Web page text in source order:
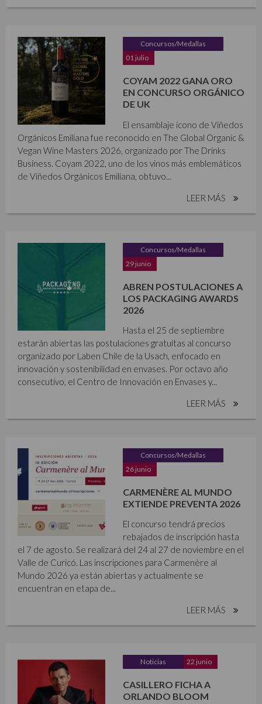
Concursos/Medallas
01 julio
COYAM 2022 GANA ORO
EN CONCURSO ORGÁNICO
DE UK
El ensamblaje ícono de Viñedos
Orgánicos Emiliana fue reconocido en The Global Organic &
Vegan Wine Masters 2026, organizado por The Drinks
Business. Coyam 2022, uno de los vinos más emblemáticos
de Viñedos Orgánicos Emiliana, obtuvo...
LEER MÁS
Concursos/Medallas
29 junio
ABREN POSTULACIONES A
LOS PACKAGING AWARDS
2026
Hasta el 25 de septiembre
estarán abiertas las postulaciones gratuitas al concurso
organizado por Laben Chile de la Usach, enfocado en
innovación y sostenibilidad en envases. Por octavo año
consecutivo, el Centro de Innovación en Envases y...
LEER MÁS
Concursos/Medallas
26 junio
CARMENÈRE AL MUNDO
EXTIENDE PREVENTA 2026
El concurso tendrá precios
rebajados de inscripción hasta
el 7 de agosto. Se realizará del 24 al 27 de noviembre en el
Valle de Curicó. Las inscripciones para Carmenère al
Mundo 2026 ya están abiertas y actualmente se
encuentran en etapa de...
LEER MÁS
Noticias 22 junio
CASILLERO FICHA A
ORLANDO BLOOM